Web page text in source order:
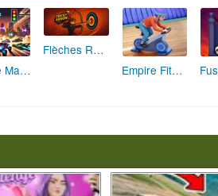
Course Mathématique: La Vitesse par les Chiffres
Flèches Rusées 2 : Visez Juste et Défiez la Rotation!
Empire Fitness - Simulateur de Salle de Sport